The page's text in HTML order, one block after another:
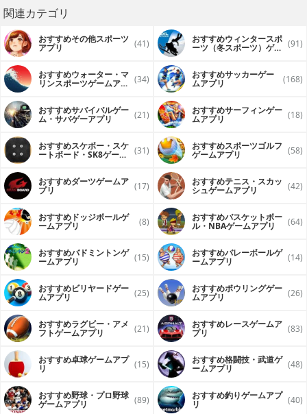
関連カテゴリ
おすすめその他スポーツ
アプリ (41) おすすめウィンタースポ
ーツ（冬スポーツ）ゲー (91)
おすすめウォーター・マ
リンスポーツゲームアプ (34) おすすめサッカーゲー
ムアプリ (168)
おすすめサバイバルゲー
ム・サバゲーアプリ (21) おすすめサーフィンゲー
ムアプリ (18)
おすすめスケボー・スケ
ートボード・SK8ゲーム (31) おすすめスポーツゴルフ
ゲームアプリ (58)
おすすめダーツゲームア
プリ (17) おすすめテニス・スカッ
シュゲームアプリ (42)
おすすめドッジボールゲ
ームアプリ (8) おすすめバスケットボー
ル・NBAゲームアプリ (64)
おすすめバドミントンゲ
ームアプリ (15) おすすめバレーボールゲ
ームアプリ (14)
おすすめビリヤードゲー
ムアプリ (25) おすすめボウリングゲー
ムアプリ (26)
おすすめラグビー・アメ
フトゲームアプリ (21) おすすめレースゲームア
プリ (83)
おすすめ卓球ゲームアプ
リ (15) おすすめ格闘技・武道ゲ
ームアプリ (48)
おすすめ野球・プロ野球
ゲームアプリ (89) おすすめ釣りゲームアプ
リ (40)